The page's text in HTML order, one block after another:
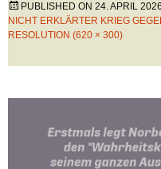
PUBLISHED ON 24. APRIL 2026
NICHT ERKLÄRTER KRIEG
RESOLUTION (620 × 300)